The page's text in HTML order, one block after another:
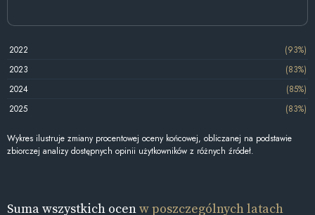
2022
(93%)
2023
(83%)
2024
(85%)
2025
(83%)
Wykres ilustruje zmiany procentowej oceny końcowej, obliczanej na podstawie
zbiorczej analizy dostępnych opinii użytkowników z różnych źródeł.
Suma wszystkich ocenw poszczególnych latach